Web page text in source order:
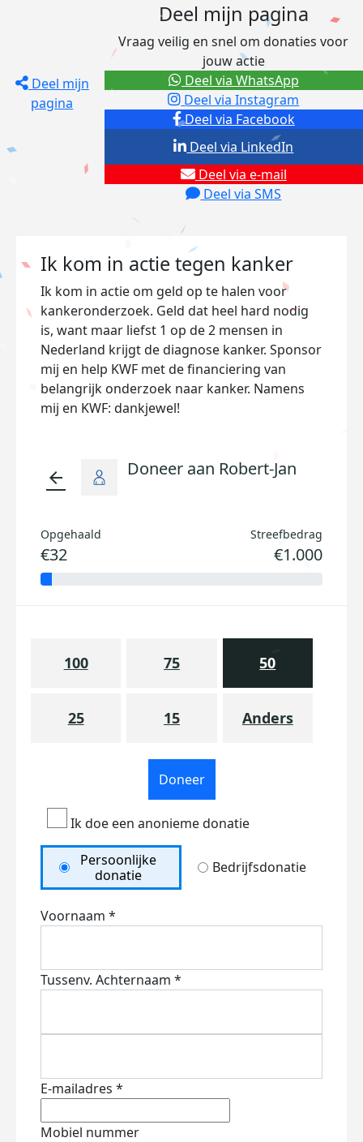
Deel mijn
pagina
Deel mijn pagina
Vraag veilig en snel om donaties voor
jouw actie
Deel via Facebook
Deel via Instagram
Deel via e-mail
Deel via SMS
Deel via LinkedIn
Deel via WhatsApp
Ik kom in actie tegen kanker
Ik kom in actie om geld op te halen voor
kankeronderzoek. Geld dat heel hard nodig
is, want maar liefst 1 op de 2 mensen in
Nederland krijgt de diagnose kanker. Sponsor
mij en help KWF met de financiering van
belangrijk onderzoek naar kanker. Namens
mij en KWF: dankjewel!
arrow_back Doneer aan Robert-Jan
Opgehaald
€32
Streefbedrag
€1.000
100 75 50
25 15 Anders
Doneer
Ik doe een anonieme donatie
Persoonlijke
donatie
Bedrijfsdonatie
Voornaam *
Tussenv. Achternaam *
E-mailadres *
Mobiel nummer